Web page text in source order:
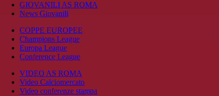
GIOVANILI AS ROMA
News Giovanili
COPPE EUROPEE
Champions League
Europa League
Conference League
VIDEO AS ROMA
Video Calciomercato
Video conferenze stampa